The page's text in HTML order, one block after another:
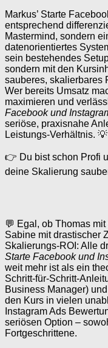
Markus’ Starte
entsprechend
Mastermind, sondern
datenorientiertes
sein bestehendes
sondern mit den
sauberes, skalierbares
Wer bereits Umsatz
maximieren und
Facebook und
seriöse, praxisnahe
Leistungs-Verhältnis. 💡
👉 Du bist schon Profi
deine Skalierung
💬 Egal, ob Thomas
Sabine mit drastischer
Skalierungs-ROI: Alle
Starte Facebook und
weit mehr ist als ein
Schritt‑für‑Schritt-
Business Manager)
den Kurs in vielen
Instagram Ads
seriösen Option –
Fortgeschrittene.